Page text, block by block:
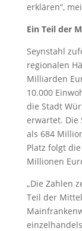
erklären“,
Ein Teil der
Seynstahl
regionalen
Milliarden
10.000
die Stadt
erwartet. Die
als 684
Platz folgt
Millionen
„Die Zahlen
Teil der